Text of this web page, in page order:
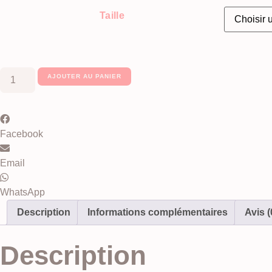
Taille
quantité
de
de
Lave
AJOUTER AU PANIER
Facebook
Email
WhatsApp
Description
Informations complémentaires Avis
Description